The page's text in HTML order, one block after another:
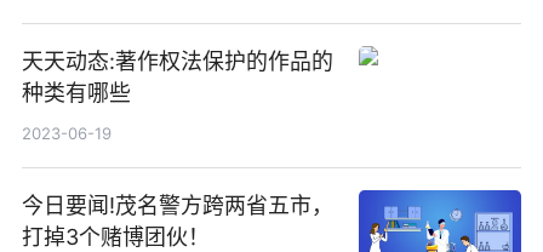
天天动态:著作权法保护的作品的
种类有哪些
2023-06-19
今日要闻!茂名警方跨两省五市，
打掉3个赌博团伙！